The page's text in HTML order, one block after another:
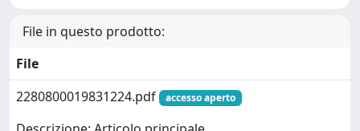
File in questo prodotto:
File
2280800019831224.pdf
accesso aperto